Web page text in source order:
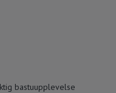
bastuupplevelse